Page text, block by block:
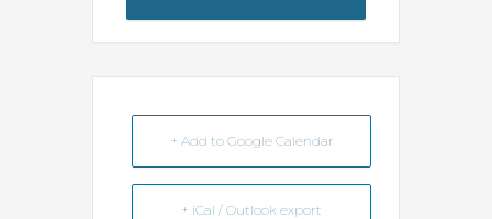
+ Add to Google Calendar
+ iCal / Outlook export